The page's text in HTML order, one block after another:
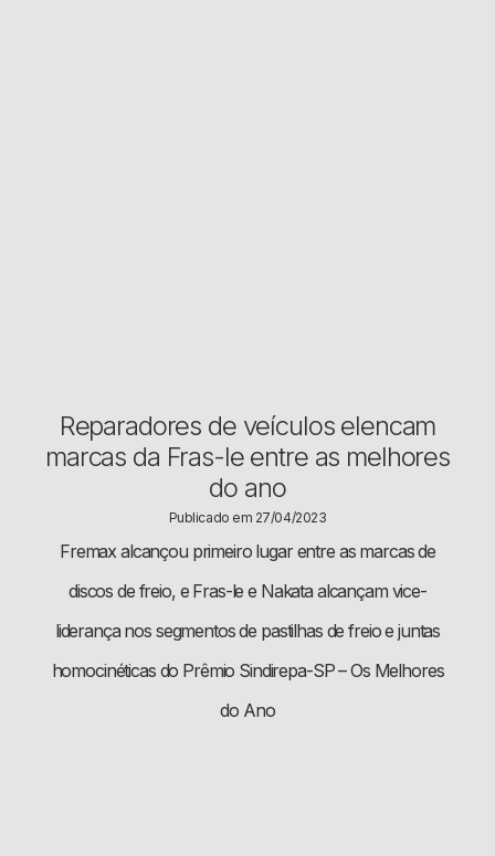
Reparadores de veículos elencam
marcas da Fras-le entre as melhores
do ano
Publicado em 27/04/2023
Fremax alcançou primeiro lugar entre as marcas de
discos de freio, e Fras-le e Nakata alcançam vice-
liderança nos segmentos de pastilhas de freio e juntas
homocinéticas do Prêmio Sindirepa-SP – Os Melhores
do Ano